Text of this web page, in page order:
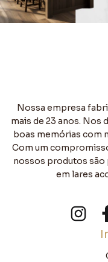
Nossa empresa
mais de 23 anos. Nos
boas memórias com
Com um
nossos produtos
em lares